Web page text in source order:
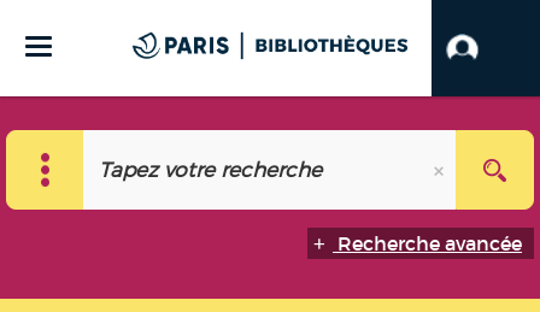
Recherche avancée